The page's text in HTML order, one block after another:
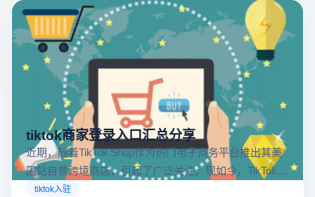
tiktok商家登录入口汇总分享
近期，随着TikTok Shop作为热门电子商务平台推出其美
国站自营跨境商店，引起了广泛关注。现如今，TikTok商
店已覆盖美国、英国及东南亚地区，因此了解官方网站
tiktok入驻